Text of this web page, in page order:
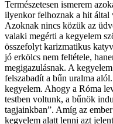
Természetesen ismerem
ilyenkor felhoznak a hit által
Azoknak nincs közük az
valaki megérti a kegyelem
összefolyt karizmatikus
jó erkölcs nem feltétele,
megigazulásnak. A
felszabadít a bűn uralma
kegyelem. Ahogy a Róma
testben voltunk, a bűnök
tagjainkban”. Amíg az
kegyelem alatt lenni azt